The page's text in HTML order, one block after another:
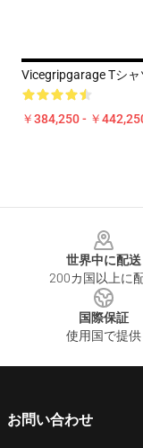
Vicegripgarage Tシャ
￥384,250 - ￥
世界中に配送
200カ国以上に
国際保証
使用国で提供
お問い合わせ